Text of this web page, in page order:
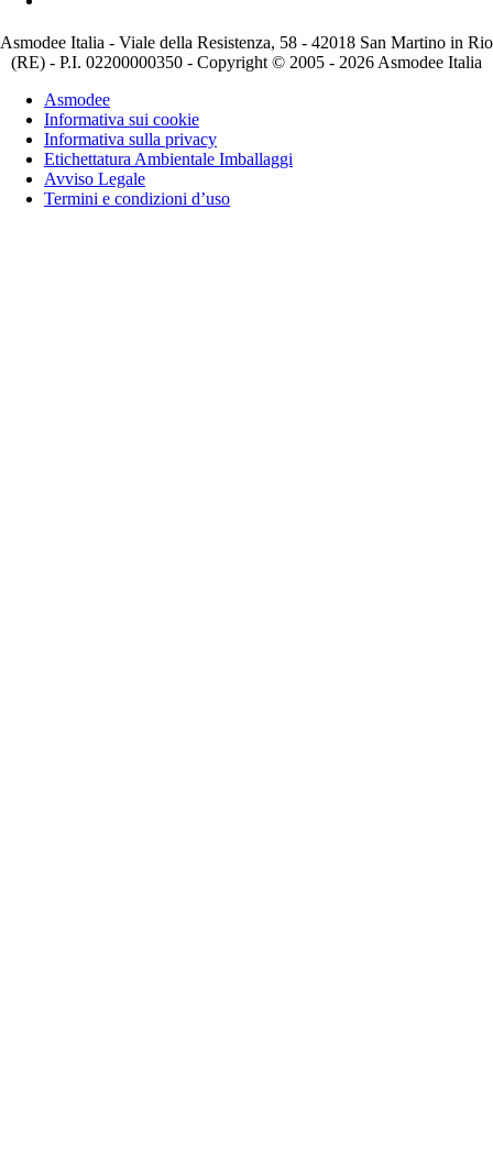
Asmodee Italia - Viale della Resistenza, 58 - 42018 San Martino in Rio
(RE) - P.I. 02200000350 - Copyright © 2005 - 2026 Asmodee Italia
Asmodee
Informativa sui cookie
Informativa sulla privacy
Etichettatura Ambientale Imballaggi
Avviso Legale
Termini e condizioni d’uso